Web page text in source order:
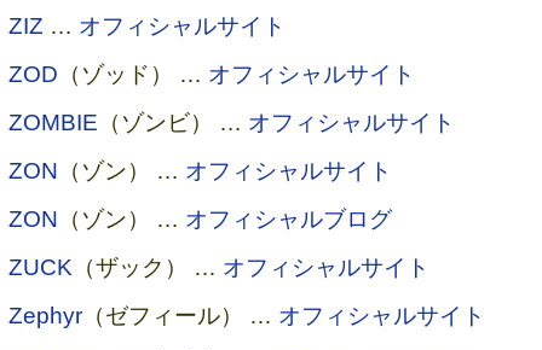
ZIZ … オフィシャルサイト
ZOD （ゾッド） … オフィシャルサイト
ZOMBIE （ゾンビ） … オフィシャルサイト
ZON （ゾン） … オフィシャルサイト
ZON （ゾン） … オフィシャルブログ
ZUCK （ザック） … オフィシャルサイト
Zephyr （ゼフィール） … オフィシャルサイト